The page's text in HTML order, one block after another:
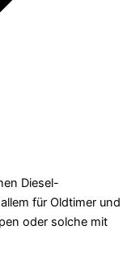
Diesel-
für Oldtimer und
oder solche mit